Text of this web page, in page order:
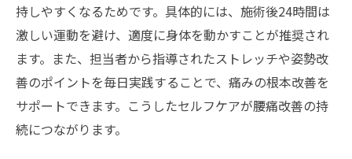
持しやすくなるためです。具体的には、施術後24時間は
激しい運動を避け、適度に身体を動かすことが推奨され
ます。また、担当者から指導されたストレッチや姿勢改
善のポイントを毎日実践することで、痛みの根本改善を
サポートできます。こうしたセルフケアが腰痛改善の持
続につながります。